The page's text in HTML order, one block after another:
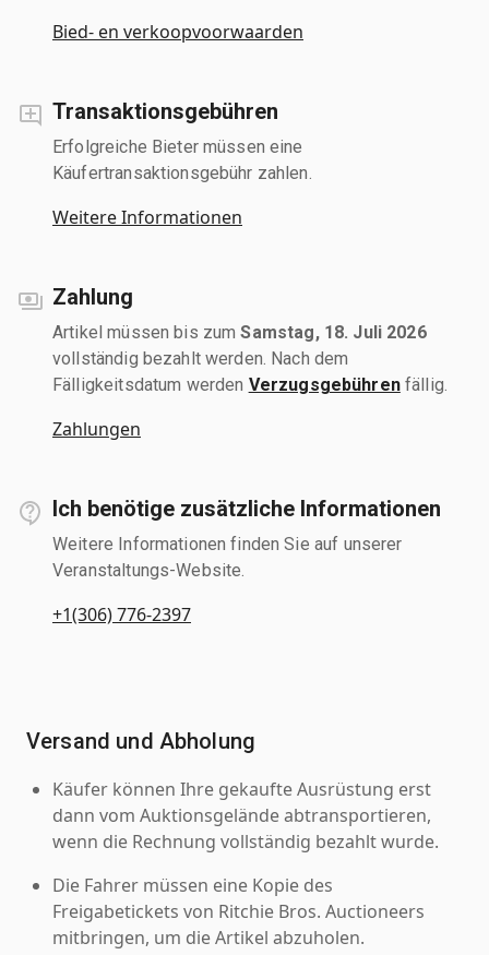
Bied- en verkoopvoorwaarden
Transaktionsgebühren
Erfolgreiche Bieter müssen eine
Käufertransaktionsgebühr zahlen.
Weitere Informationen
Zahlung
Artikel müssen bis zumSamstag, 18. Juli 2026
vollständig bezahlt werden. Nach dem
Fälligkeitsdatum werden Verzugsgebührenfällig.
Zahlungen
Ich benötige zusätzliche Informationen
Weitere Informationen finden Sie auf unserer
Veranstaltungs-Website.
+1(306) 776-2397
Versand und Abholung
Käufer können Ihre gekaufte Ausrüstung erst
dann vom Auktionsgelände abtransportieren,
wenn die Rechnung vollständig bezahlt wurde.
Die Fahrer müssen eine Kopie des
Freigabetickets von Ritchie Bros. Auctioneers
mitbringen, um die Artikel abzuholen.